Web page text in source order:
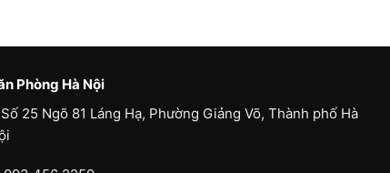
Phòng Hà Nội
Số 25 Ngõ 81 Láng Hạ, Phường Giảng Võ, Thành phố Hà